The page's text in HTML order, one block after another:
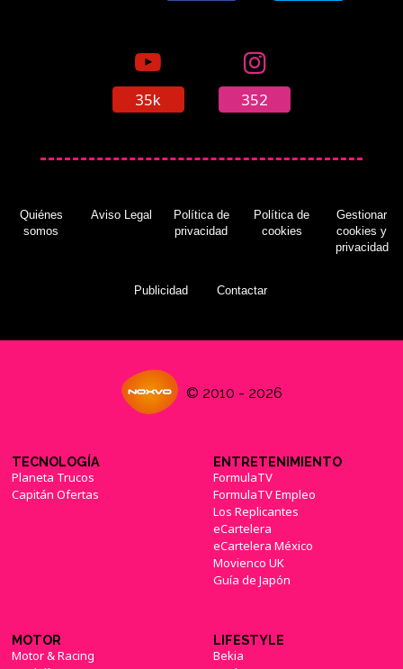
35k 352
Quiénes
somos
Aviso Legal
Política de
privacidad
Política de
cookies
Gestionar
cookies y
privacidad
Publicidad Contactar
© 2010 - 2026
TECNOLOGÍA
Planeta Trucos
Capitán Ofertas
ENTRETENIMIENTO
FormulaTV
FormulaTV Empleo
Los Replicantes
eCartelera
eCartelera México
Movienco UK
Guía de Japón
MOTOR
Motor & Racing
LIFESTYLE
Bekia